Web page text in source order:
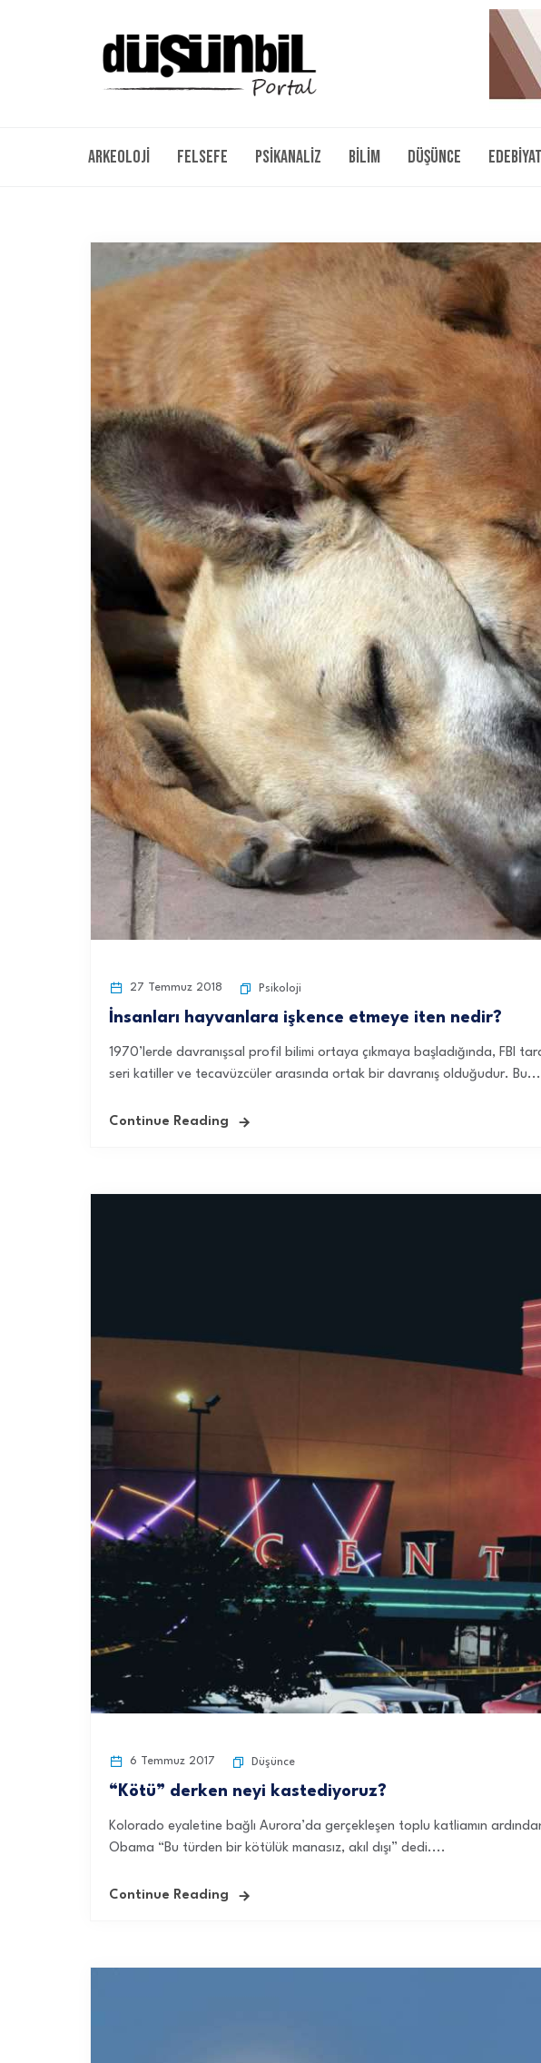
Arkeoloji Felsefe Psikanaliz Bilim Düşünce Edebiyat
27 Temmuz 2018 Psikoloji
İnsanları hayvanlara işkence etmeye iten nedir?
1970’lerde davranışsal profil bilimi ortaya çıkmaya başladığında, FBI
seri katiller ve tecavüzcüler arasında ortak bir davranış olduğudur. Bu...
Continue Reading
6 Temmuz 2017 Düşünce
“Kötü” derken neyi kastediyoruz?
Kolorado eyaletine bağlı Aurora’da gerçekleşen toplu katliamın
Obama “Bu türden bir kötülük manasız, akıl dışı” dedi....
Continue Reading